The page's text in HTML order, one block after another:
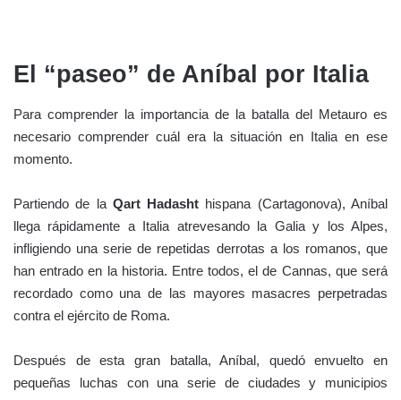
El “paseo” de Aníbal por Italia
Para comprender la importancia de la batalla del Metauro es
necesario comprender cuál era la situación en Italia en ese
momento.
Partiendo de la Qart Hadasht hispana (Cartagonova), Aníbal
llega rápidamente a Italia atrevesando la Galia y los Alpes,
infligiendo una serie de repetidas derrotas a los romanos, que
han entrado en la historia. Entre todos, el de Cannas, que será
recordado como una de las mayores masacres perpetradas
contra el ejército de Roma.
Después de esta gran batalla, Aníbal, quedó envuelto en
pequeñas luchas con una serie de ciudades y municipios